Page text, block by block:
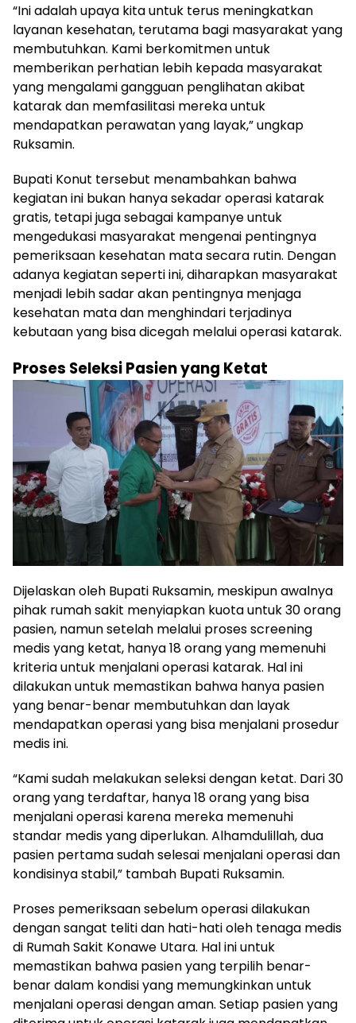
“Ini adalah upaya kita untuk terus meningkatkan
layanan kesehatan, terutama bagi masyarakat yang
membutuhkan. Kami berkomitmen untuk
memberikan perhatian lebih kepada masyarakat
yang mengalami gangguan penglihatan akibat
katarak dan memfasilitasi mereka untuk
mendapatkan perawatan yang layak,” ungkap
Ruksamin.
Bupati Konut tersebut menambahkan bahwa
kegiatan ini bukan hanya sekadar operasi katarak
gratis, tetapi juga sebagai kampanye untuk
mengedukasi masyarakat mengenai pentingnya
pemeriksaan kesehatan mata secara rutin. Dengan
adanya kegiatan seperti ini, diharapkan masyarakat
menjadi lebih sadar akan pentingnya menjaga
kesehatan mata dan menghindari terjadinya
kebutaan yang bisa dicegah melalui operasi katarak.
Proses Seleksi Pasien yang Ketat
Dijelaskan oleh Bupati Ruksamin, meskipun awalnya
pihak rumah sakit menyiapkan kuota untuk 30 orang
pasien, namun setelah melalui proses screening
medis yang ketat, hanya 18 orang yang memenuhi
kriteria untuk menjalani operasi katarak. Hal ini
dilakukan untuk memastikan bahwa hanya pasien
yang benar-benar membutuhkan dan layak
mendapatkan operasi yang bisa menjalani prosedur
medis ini.
“Kami sudah melakukan seleksi dengan ketat. Dari 30
orang yang terdaftar, hanya 18 orang yang bisa
menjalani operasi karena mereka memenuhi
standar medis yang diperlukan. Alhamdulillah, dua
pasien pertama sudah selesai menjalani operasi dan
kondisinya stabil,” tambah Bupati Ruksamin.
Proses pemeriksaan sebelum operasi dilakukan
dengan sangat teliti dan hati-hati oleh tenaga medis
di Rumah Sakit Konawe Utara. Hal ini untuk
memastikan bahwa pasien yang terpilih benar-
benar dalam kondisi yang memungkinkan untuk
menjalani operasi dengan aman. Setiap pasien yang